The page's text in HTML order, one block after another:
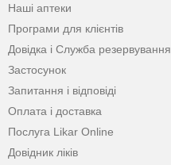
Наші аптеки
Програми для клієнтів
Довідка і Служба резервування
Застосунок
Запитання і відповіді
Оплата і доставка
Послуга Likar Online
Довідник ліків